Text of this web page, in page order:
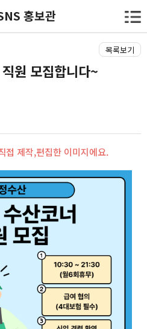
홍보관
목록보기
원 모집합니다~
접 제작,편집한 이미지에요.